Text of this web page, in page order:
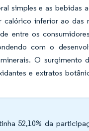
simples e as
inferior ao
entre os
com o
O surgimento
e extratos
52,10% da